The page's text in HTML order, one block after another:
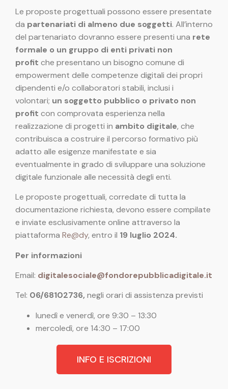
Le proposte progettuali possono essere presentate
da partenariati di almeno due soggetti. All’interno
del partenariato dovranno essere presenti una rete
formale o un gruppo di enti privati non
profit che presentano un bisogno comune di
empowerment delle competenze digitali dei propri
dipendenti e/o collaboratori stabili, inclusi i
volontari; un soggetto pubblico o privato non
profit con comprovata esperienza nella
realizzazione di progetti in ambito digitale, che
contribuisca a costruire il percorso formativo più
adatto alle esigenze manifestate e sia
eventualmente in grado di sviluppare una soluzione
digitale funzionale alle necessità degli enti.
Le proposte progettuali, corredate di tutta la
documentazione richiesta, devono essere compilate
e inviate esclusivamente online attraverso la
piattaforma Re@dy, entro il 19 luglio 2024.
Per informazioni
Email: digitalesociale@fondorepubblicadigitale.it
Tel: 06/68102736, negli orari di assistenza previsti
lunedì e venerdì, ore 9:30 – 13:30
mercoledì, ore 14:30 – 17:00
INFO E ISCRIZIONI